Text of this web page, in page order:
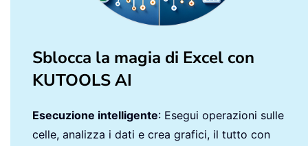
Sblocca la magia di Excel con
KUTOOLS AI
Esecuzione intelligente: Esegui operazioni sulle
celle, analizza i dati e crea grafici, il tutto con